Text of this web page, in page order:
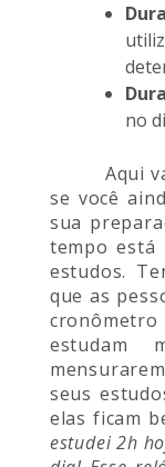
no
Aqui
se você
sua
tempo está
estudos.
que as
cronômetro
estudam
seus
elas ficam
estudei 2h